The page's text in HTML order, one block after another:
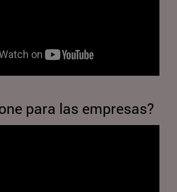
para las empresas?